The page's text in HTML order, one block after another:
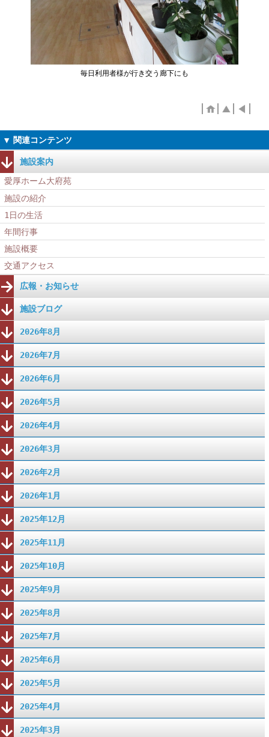
毎日利用者様が行き交う廊下にも
施設案内
愛厚ホーム大府苑
施設の紹介
1日の生活
年間行事
施設概要
交通アクセス
広報・お知らせ
施設ブログ
2026年8月
2026年7月
2026年6月
2026年5月
2026年4月
2026年3月
2026年2月
2026年1月
2025年12月
2025年11月
2025年10月
2025年9月
2025年8月
2025年7月
2025年6月
2025年5月
2025年4月
2025年3月